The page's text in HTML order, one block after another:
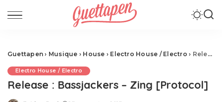
Guettapen › Musique › House › Electro House / Electro › Release : Bassjackers – Zing [Protocol]
Electro House / Electro
Release : Bassjackers – Zing [Protocol]